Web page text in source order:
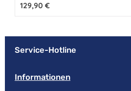
Regulärer Preis:
129,90 €
Service-Hotline
Informationen